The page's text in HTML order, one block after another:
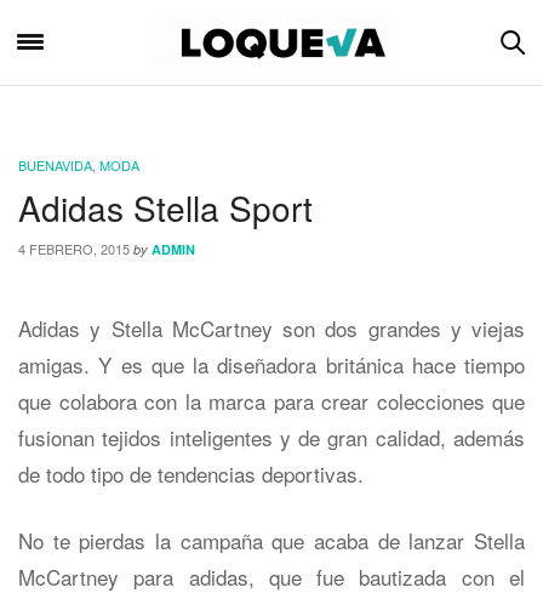
BUENAVIDA MODA
Adidas Stella Sport
4 FEBRERO, 2015 by ADMIN
Adidas y Stella McCartney son dos grandes y viejas
amigas. Y es que la diseñadora británica hace tiempo
que colabora con la marca para crear colecciones que
fusionan tejidos inteligentes y de gran calidad, además
de todo tipo de tendencias deportivas.
No te pierdas la campaña que acaba de lanzar Stella
McCartney para adidas, que fue bautizada con el